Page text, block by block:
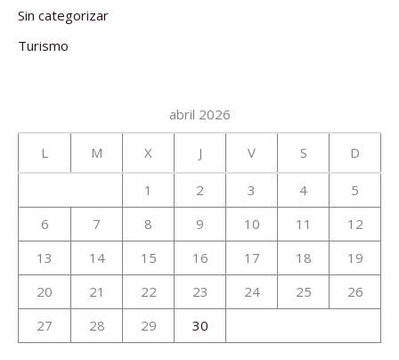
Sin categorizar
Turismo
abril 2026
L M X J V S D
1 2 3 4
5
6
7 8 9 10 11
12
13
14 15 16 17 18
19
20
21 22 23 24 25
26
27
28 29 30